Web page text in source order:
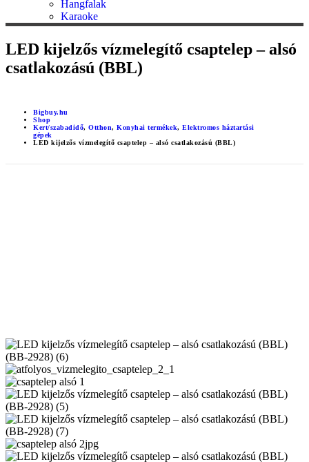
Hangfalak
Karaoke
LED kijelzős vízmelegítő csaptelep – alsó
csatlakozású (BBL)
Bigbuy.hu
Shop
Kert/szabadidő, Otthon, Konyhai termékek, Elektromos háztartási
gépek
LED kijelzős vízmelegítő csaptelep – alsó csatlakozású (BBL)